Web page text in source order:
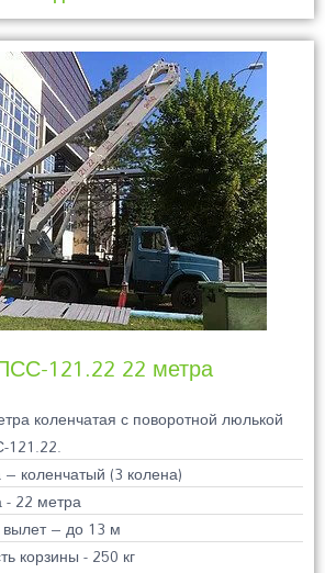
121.22 22 метра
коленчатая с поворотной люлькой
коленчатый (3 колена)
22 метра
– до 13 м
корзины - 250 кг